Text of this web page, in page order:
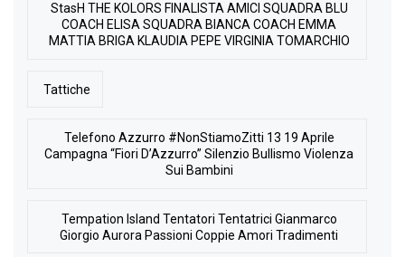
StasH THE KOLORS FINALISTA AMICI SQUADRA BLU
COACH ELISA SQUADRA BIANCA COACH EMMA
MATTIA BRIGA KLAUDIA PEPE VIRGINIA TOMARCHIO
Tattiche
Telefono Azzurro #NonStiamoZitti 13 19 Aprile
Campagna “Fiori D’Azzurro” Silenzio Bullismo Violenza
Sui Bambini
Tempation Island Tentatori Tentatrici Gianmarco
Giorgio Aurora Passioni Coppie Amori Tradimenti